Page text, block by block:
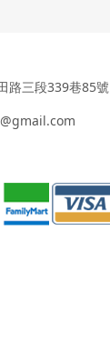
路三段339巷85號